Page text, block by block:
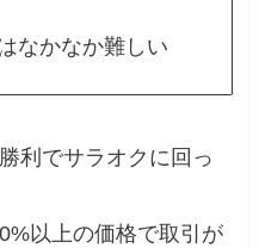
なかなか難しい
利でサラオクに回っ
以上の価格で取引が